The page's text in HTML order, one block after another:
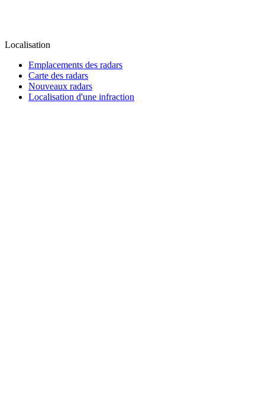
Localisation
Emplacements des radars
Carte des radars
Nouveaux radars
Localisation d'une infraction